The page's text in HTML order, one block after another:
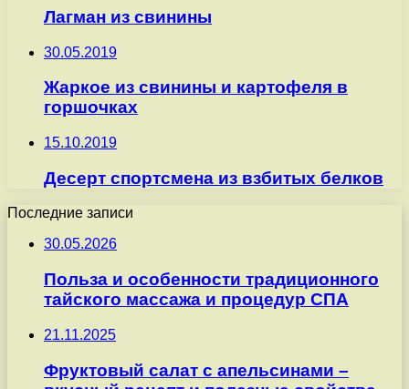
Лагман из свинины
30.05.2019
Жаркое из свинины и картофеля в
горшочках
15.10.2019
Десерт спортсмена из взбитых белков
Последние записи
30.05.2026
Польза и особенности традиционного
тайского массажа и процедур СПА
21.11.2025
Фруктовый салат с апельсинами –